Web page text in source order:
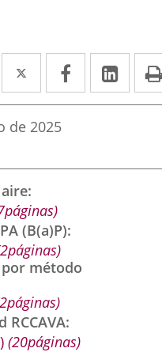
Twitter
Enlace
a
una
externa.
Facebook
Enlace
a
externa.
a
de 2025
(B(a)P)
método
) (20páginas)